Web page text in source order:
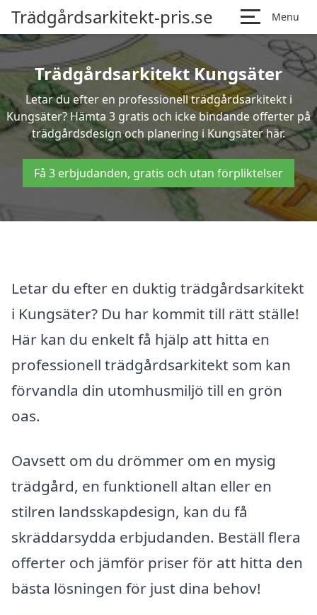
Trädgårdsarkitekt-pris.se Menu
Trädgårdsarkitekt Kungsäter
Letar du efter en professionell trädgårdsarkitekt i
Kungsäter? Hämta 3 gratis och icke bindande offerter på
trädgårdsdesign och planering i Kungsäter här.
Få 3 erbjudanden, gratis och utan förpliktelser
Letar du efter en duktig trädgårdsarkitekt
i Kungsäter? Du har kommit till rätt ställe!
Här kan du enkelt få hjälp att hitta en
professionell trädgårdsarkitekt som kan
förvandla din utomhusmiljö till en grön
oas.
Oavsett om du drömmer om en mysig
trädgård, en funktionell altan eller en
stilren landsskapdesign, kan du få
skräddarsydda erbjudanden. Beställ flera
offerter och jämför priser för att hitta den
bästa lösningen för just dina behov!